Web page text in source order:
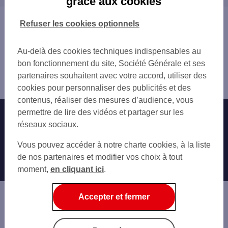
LA BRESSE 25 QUAI DES IRANEES
GIROMAGNY 47 GDE RUE
VAGNEY 11 A RUE DU GAL DE GAULL
THANN 42 RUE DE LA 1ERE ARMEE
THANN
GERARDMER 50 RUE FRANCOIS MITTERRAN
TMP GERARDMER
METZERAL 7 PL DE LA MAIRIE
Vous êtes ici : Accueil
Bussang
Distributeur/automate CASINO DE BUSSANG
Nos engagements Nous contacter
Autres sites SG
Professionnels
Entreprises
Associations
Banque privée
Informations légales
Au-delà des cookies techniques indispensables au
bon fonctionnement du site, Société Générale et ses
partenaires souhaitent avec votre accord, utiliser des
cookies pour personnaliser des publicités et des
contenus, réaliser des mesures d’audience, vous
permettre de lire des vidéos et partager sur les
réseaux sociaux.
Vous pouvez accéder à notre charte cookies, à la liste
de nos partenaires et modifier vos choix à tout
moment, en cliquant ici.
Refuser les cookies optionnels
Accepter et fermer